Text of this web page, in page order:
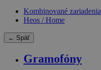
Kombinované zariadenia
Heos / Home
← Späť
Gramofóny